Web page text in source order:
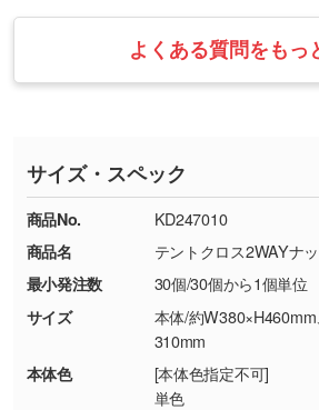
・1色印刷でグラデーションや濃
い
す。→詳しく見る
・コーポレートカラーを使って
刷色にこだわりがある
DIC・PANTONEなどのカラーチ
現物支給による色指定も承って
・背景がある画像からキャラク
また、お選びいただいた印刷色
ない場合や仕上がりに影響しそ
タッフから別の色をご案内する
・お届け時に商品が損傷・故障
・ご注文と異なる商品が届いた
・印刷不良があった場合
※詳しくは「商品の良品基準につ
ください。
【返品・交換ができない場合】
・お客様の元で商品を加工され
商品が破損した場合
・商品到着後7日以上経過してい
・お客様のご都合による返品・交
品・色・数量などの注文間違い等)
業日以内に担当スタッフよりメ
いたします。
お急ぎの場合はお電話でのご質
TEL：0422-29-9911 営業時間
18:00(土日祝日除く)
お問い合わせフォームはこちら
よくある質問をもっ
サイズ・スペック
商品No.
KD247010
商品名
テントクロス2WAYナ
最小発注数
30個/30個から1個単位
サイズ
本体/約
310mm
本体色
[本体色指定不可]
単色